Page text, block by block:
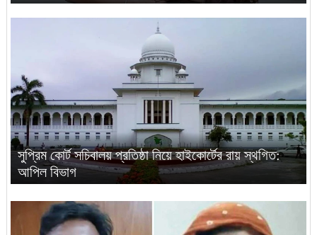
সুপ্রিম কোর্ট সচিবালয় প্রতিষ্ঠা নিয়ে হাইকোর্টের রায় স্থগিত:
আপিল বিভাগ